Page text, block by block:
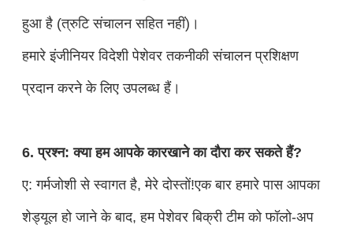
हुआ है (त्रुटि संचालन सहित नहीं)।
हमारे इंजीनियर विदेशी पेशेवर तकनीकी संचालन प्रशिक्षण
प्रदान करने के लिए उपलब्ध हैं।
6. प्रश्न: क्या हम आपके कारखाने का दौरा कर सकते हैं?
ए: गर्मजोशी से स्वागत है, मेरे दोस्तों!एक बार हमारे पास आपका
शेड्यूल हो जाने के बाद, हम पेशेवर बिक्री टीम को फॉलो-अप